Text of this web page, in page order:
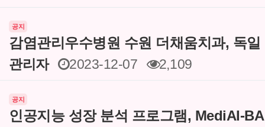
공지
감염관리우수병원 수원 더채움치과, 독
관리자
2023-12-07 2,109
공지
인공지능 성장 분석 프로그램, MediAI-